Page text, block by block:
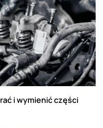
i wymienić części